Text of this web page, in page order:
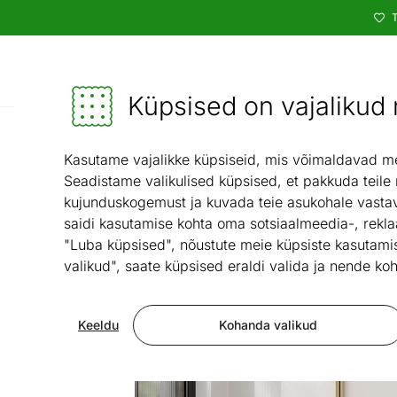
Küpsised on
Kasutame vajalikke küpsiseid, mis võimaldavad
Seadistame valikulised küpsised, et pakkuda
kujunduskogemust ja kuvada teie asukohale
saidi kasutamise kohta oma sotsiaalmeedia-,
"Luba küpsised", nõustute meie küpsiste
valikud", saate küpsised eraldi valida ja nende
Kohanda valikud
Keeldu
Mööbel ja sisustus - ON24